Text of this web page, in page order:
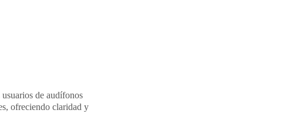
de audífonos
ofreciendo claridad y